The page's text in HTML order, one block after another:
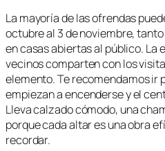
La mayoría de las ofrendas
octubre al 3 de noviembre,
en casas abiertas al público. La
vecinos comparten con los
elemento. Te recomendamos ir
empiezan a encenderse y el
Lleva calzado cómodo, una
porque cada altar es una obra
recordar.